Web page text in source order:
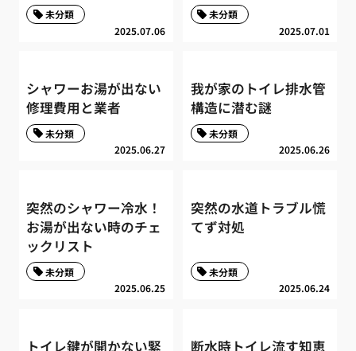
2025.07.06
未分類
2025.07.01
未分類
シャワーお湯が出ない
修理費用と業者
2025.06.27
未分類
我が家のトイレ排水管
構造に潜む謎
2025.06.26
未分類
突然のシャワー冷水！
お湯が出ない時のチェ
ックリスト
2025.06.25
未分類
突然の水道トラブル慌
てず対処
2025.06.24
未分類
トイレ鍵が開かない緊 断水時トイレ流す知恵